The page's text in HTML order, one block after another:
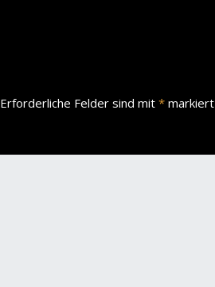
Erforderliche Felder sind mit * markiert